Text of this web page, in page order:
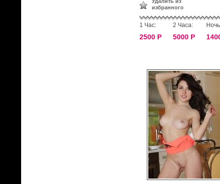
Удалить из
избранного
1 Час:
2500 Р
2 Часа:
5000 Р